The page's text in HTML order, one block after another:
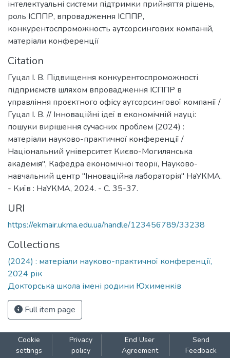
інтелектуальні системи підтримки прийняття рішень,
роль ІСППР, впровадження ІСППР,
конкурентоспроможность аутсорсингових компаній,
матеріали конференції
Citation
Гуцал І. В. Підвищення конкурентоспроможності
підприємств шляхом впровадження ІСППР в
управління проєктного офісу аутсорсингової компанії /
Гуцал І. В. // Інноваційні ідеї в економічній науці:
пошуки вирішення сучасних проблем (2024) :
матеріали науково-практичної конференції /
Національний університет Києво-Могилянська
академія", Кафедра економічної теорії, Науково-
навчальний центр "Інноваційна лабораторія" НаУКМА.
- Київ : НаУКМА, 2024. - C. 35-37.
URI
https://ekmair.ukma.edu.ua/handle/123456789/33238
Collections
(2024) : матеріали науково-практичної конференції,
2024 рік
Докторська школа імені родини Юхименків
Full item page
Cookie
settings
Privacy
policy
End User
Agreement
Send
Feedback